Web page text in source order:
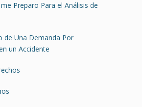
Preparo Para el Análisis de
de Una Demanda Por
un Accidente